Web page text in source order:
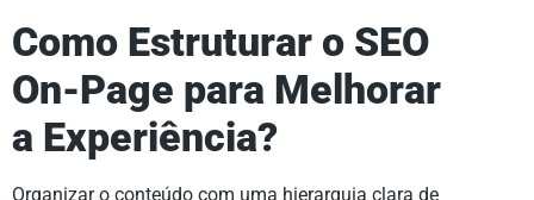
Como Estruturar o SEO
On-Page para Melhorar
a Experiência?
Organizar o conteúdo com uma hierarquia clara de